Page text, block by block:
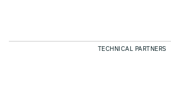
TECHNICAL PARTNERS